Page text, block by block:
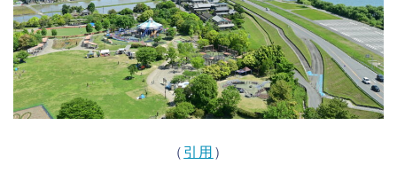
（ 引用 ）